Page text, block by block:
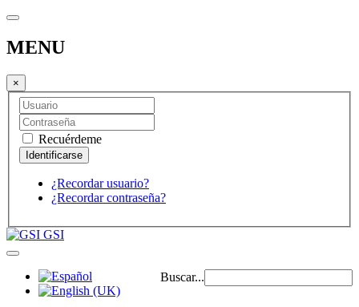
MENU
×
Recuérdeme
¿Recordar usuario?
¿Recordar contraseña?
GSI
Buscar...